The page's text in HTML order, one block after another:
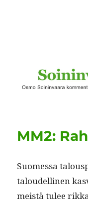
MM2:
Suomes­sa
taloudelli­nen
meistä tulee